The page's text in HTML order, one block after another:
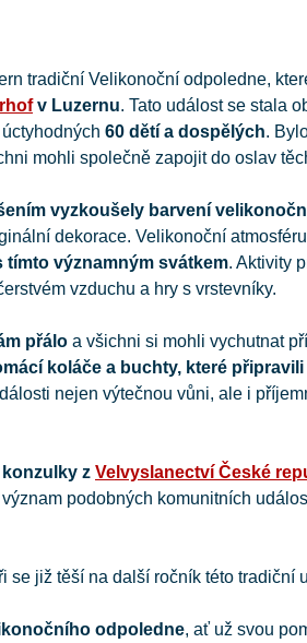
tradiční Velikonoční odpoledne,
v Luzernu. Tato událost se stala
60 dětí a dospělých.
mohli společně zapojit do oslav
vyzkoušely barvení
dekorace. Velikonoční
tímto významným svátkem. Aktivity
vzduchu a hry s vrstevníky.
přálo a všichni si mohli vychutnat
koláče a buchty, které
nejen výtečnou vůni, ale i
z Velvyslanectví České
podobných komunitních
již těší na další ročník této tradiční
odpoledne, ať už svou